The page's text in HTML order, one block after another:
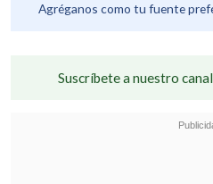
Agréganos como tu fuente
Suscríbete a nuestro